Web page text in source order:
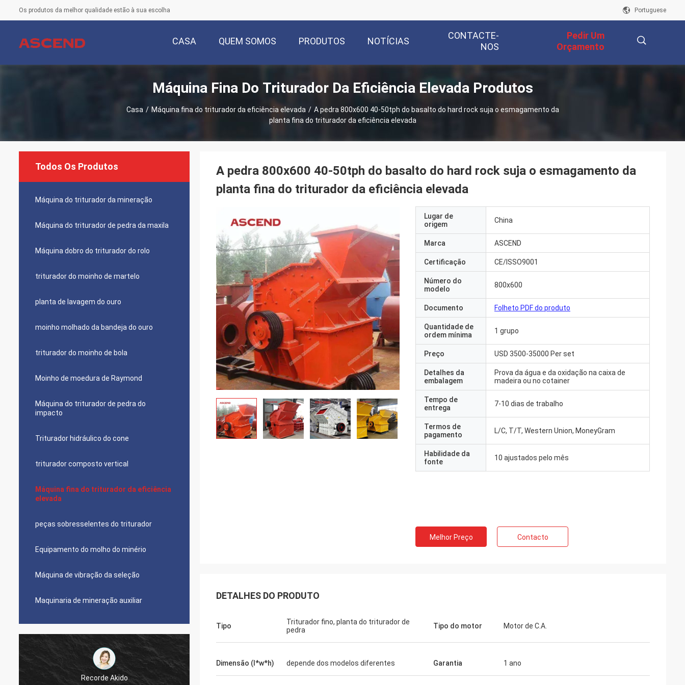
Os produtos da melhor qualidade estão à sua escolha Portuguese
CASA QUEM SOMOS PRODUTOS NOTÍCIAS
CONTACTE-
NOS
Pedir Um
Orçamento
Máquina Fina Do Triturador Da Eficiência Elevada Produtos
Casa / Máquina fina do triturador da eficiência elevada / A pedra 800x600 40-50tph do basalto do hard rock suja o esmagamento da
planta fina do triturador da eficiência elevada
Todos Os Produtos
Máquina do triturador da mineração
Máquina do triturador de pedra da maxila
Máquina dobro do triturador do rolo
triturador do moinho de martelo
planta de lavagem do ouro
moinho molhado da bandeja do ouro
triturador do moinho de bola
Moinho de moedura de Raymond
Máquina do triturador de pedra do
impacto
Triturador hidráulico do cone
triturador composto vertical
Máquina fina do triturador da eficiência
elevada
peças sobresselentes do triturador
Equipamento do molho do minério
Máquina de vibração da seleção
Maquinaria de mineração auxiliar
Jose Anthony
Mark Joe
A pedra 800x600 40-50tph do basalto do hard rock suja o esmagamento da
planta fina do triturador da eficiência elevada
Lugar de
origem
China
Marca ASCEND
Certificação CE/ISSO9001
Número do
modelo
800x600
Documento Folheto PDF do produto
Quantidade de
ordem mínima
1 grupo
Preço USD 3500-35000 Per set
Detalhes da
embalagem
Prova da água e da oxidação na caixa de
madeira ou no cotainer
Tempo de
entrega
7-10 dias de trabalho
Termos de
pagamento
L/C, T/T, Western Union, MoneyGram
Habilidade da
fonte
10 ajustados pelo mês
Melhor Preço Contacto
DETALHES DO PRODUTO
Tipo
Triturador fino, planta do triturador de
pedra
Tipo do motor Motor de C.A.
Dimensão (l*w*h) depende dos modelos diferentes Garantia 1 ano